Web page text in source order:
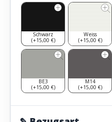
Schwarz
(+15,00 €)
Weiss
(+15,00 €)
BE3
(+15,00 €)
M14
(+15,00 €)